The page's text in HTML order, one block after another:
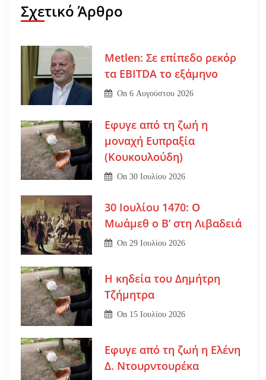
Σχετικό Άρθρο
Metlen: Σε επίπεδο ρεκόρ
τα EBITDA το εξάμηνο
On6 Αυγούστου 2026
Εφυγε από τη ζωή η
μοναχή Ευπραξία
(Κουκουλούδη)
On30 Ιουλίου 2026
30 Ιουλίου 1470: Ο
Μωάμεθ ο Β’ στη Λιβαδειά
On29 Ιουλίου 2026
Η κηδεία του Δημήτρη
Τζήμητρα
On 15 Ιουλίου 2026
Εφυγε από τη ζωή η Ελένη
Δ. Ντουρντουρέκα